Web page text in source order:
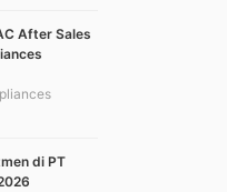
After Sales
di PT